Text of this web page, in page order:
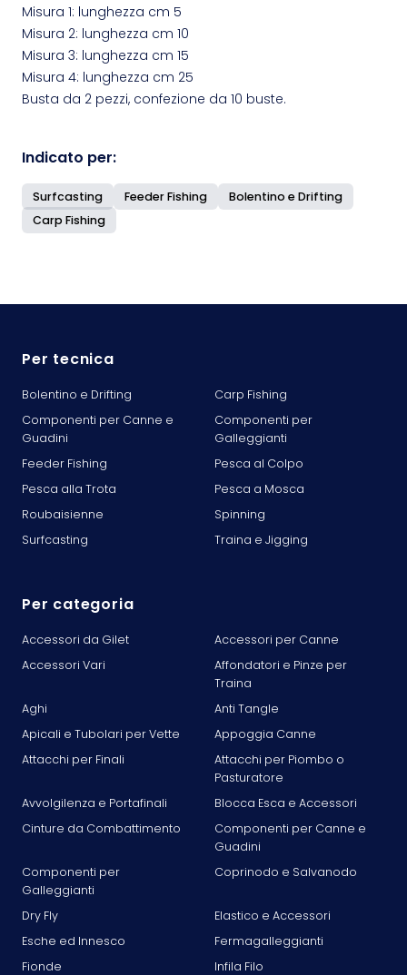
Misura 1: lunghezza cm 5
Misura 2: lunghezza cm 10
Misura 3: lunghezza cm 15
Misura 4: lunghezza cm 25
Busta da 2 pezzi, confezione da 10 buste.
Indicato per:
Surfcasting Feeder Fishing
Bolentino e Drifting
Carp Fishing
Per tecnica
Bolentino e Drifting
Carp Fishing
Componenti per Canne e
Guadini
Componenti per
Galleggianti
Feeder Fishing
Pesca al Colpo
Pesca alla Trota
Pesca a Mosca
Roubaisienne
Spinning
Surfcasting
Traina e Jigging
Per categoria
Accessori da Gilet
Accessori per Canne
Accessori Vari
Affondatori e Pinze per
Traina
Aghi
Anti Tangle
Apicali e Tubolari per Vette
Appoggia Canne
Attacchi per Finali
Attacchi per Piombo o
Pasturatore
Avvolgilenza e Portafinali
Blocca Esca e Accessori
Cinture da Combattimento
Componenti per Canne e
Guadini
Componenti per
Galleggianti
Coprinodo e Salvanodo
Dry Fly
Elastico e Accessori
Esche ed Innesco
Fermagalleggianti
Fionde
Infila Filo